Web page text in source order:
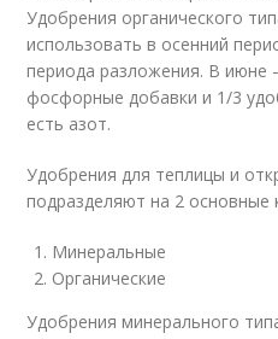
Удобрения органического
использовать в осенний
периода разложения. В июне
фосфорные добавки и 1/3
есть азот.
Удобрения для теплицы и
подразделяют на 2 основные
Минеральные
Органические
Удобрения минерального